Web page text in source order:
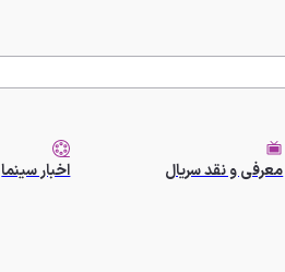
معرفی و نقد سریال اخبار سینما